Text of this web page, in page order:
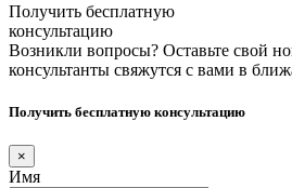
Получить бесплатную
консультацию
Возникли вопросы? Оставьте свой
консультанты свяжутся с вами в
Получить бесплатную консультацию
×
Имя